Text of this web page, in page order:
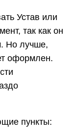
Устав или
так как он
Но лучше,
оформлен.
пункты: